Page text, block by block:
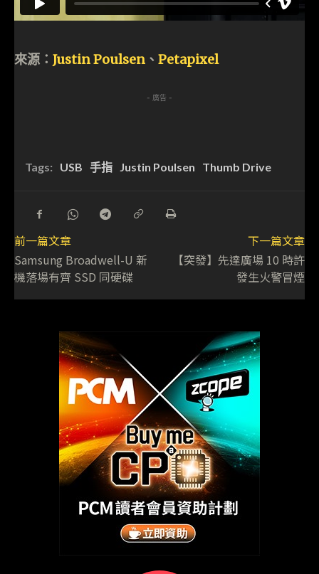
來源： Justin Poulsen 、 Petapixel
- 廣告 -
Tags: USB 手指 Justin Poulsen Thumb Drive
前一篇文章
Samsung Broadwell-U 新
機落場有齊 SSD 同硬碟
下一篇文章
【突發】先達廣場 10 時許
發生火警冒煙